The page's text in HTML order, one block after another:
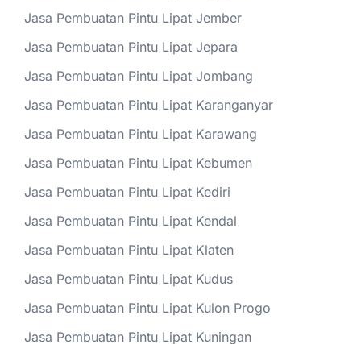
Jasa Pembuatan Pintu Lipat Jember
Jasa Pembuatan Pintu Lipat Jepara
Jasa Pembuatan Pintu Lipat Jombang
Jasa Pembuatan Pintu Lipat Karanganyar
Jasa Pembuatan Pintu Lipat Karawang
Jasa Pembuatan Pintu Lipat Kebumen
Jasa Pembuatan Pintu Lipat Kediri
Jasa Pembuatan Pintu Lipat Kendal
Jasa Pembuatan Pintu Lipat Klaten
Jasa Pembuatan Pintu Lipat Kudus
Jasa Pembuatan Pintu Lipat Kulon Progo
Jasa Pembuatan Pintu Lipat Kuningan